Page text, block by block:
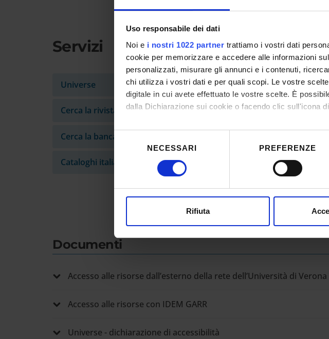
Uso responsabile dei dati
Noi e i nostri 1022 partner trattiamo i vostri dati
cookie per memorizzare e accedere alle informazioni
personalizzati, misurare gli annunci e i contenuti,
chi utilizza i vostri dati e per quali scopi. Le vostre
digitale in cui avete effettuato le vostre scelte. È
dalla Dichiarazione sui cookie o facendo clic sull'icona
Con il tuo consenso, vorremmo anche:
raccogliere informazioni sulla tua posizione
Approfondisci come vengono elaborati i tuoi dati
Utilizziamo i cookie per personalizzare contenuti ed
Selezione
NECESSARI PREFERENZE
Rifiuta
Servizi
Universe
Cerca la rivista
Cerca la banca dati
Cataloghi italiani ed esteri
Documenti
Accesso alle risorse dall’esterno della rete dell’Università di Verona
Accesso alle risorse con IDEM GARR
Universe - dichiarazione di accessibilità